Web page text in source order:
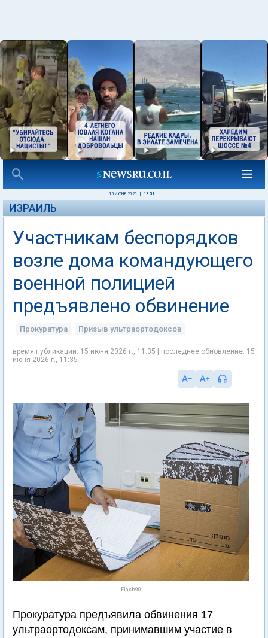
15 ИЮНЯ 2026 13:51
ИЗРАИЛЬ
Участникам беспорядков
возле дома командующего
военной полицией
предъявлено обвинение
Прокуратура Призыв ультраортодоксов
время публикации: 15 июня 2026 г., 11:35 | последнее обновление: 15
июня 2026 г., 11:35
Flash90
Прокуратура предъявила обвинения 17
ультраортодоксам, принимавшим участие в